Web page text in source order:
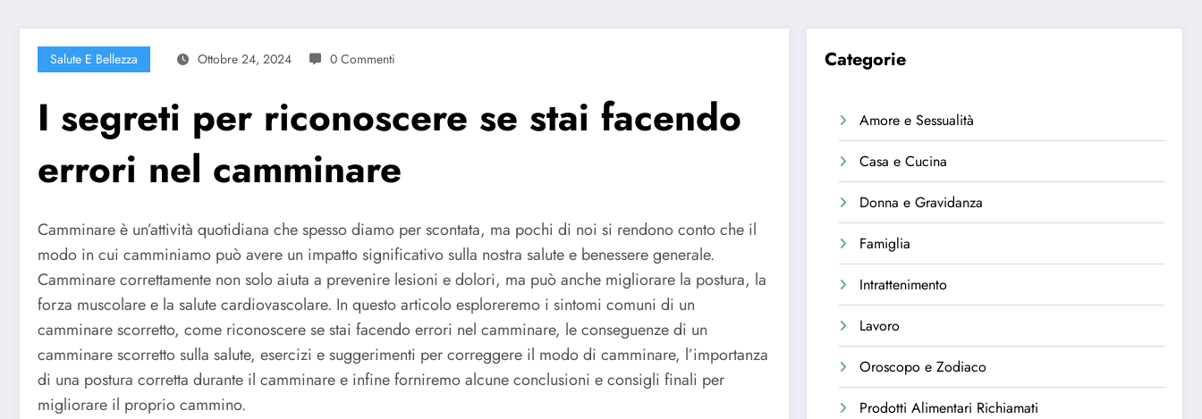
Salute E Bellezza Ottobre 24, 2024 0 Commenti
I segreti per riconoscere se stai facendo
errori nel camminare
Camminare è un’attività quotidiana che spesso diamo per scontata, ma pochi di noi si rendono conto che il
modo in cui camminiamo può avere un impatto significativo sulla nostra salute e benessere generale.
Camminare correttamente non solo aiuta a prevenire lesioni e dolori, ma può anche migliorare la postura, la
forza muscolare e la salute cardiovascolare. In questo articolo esploreremo i sintomi comuni di un
camminare scorretto, come riconoscere se stai facendo errori nel camminare, le conseguenze di un
camminare scorretto sulla salute, esercizi e suggerimenti per correggere il modo di camminare, l’importanza
di una postura corretta durante il camminare e infine forniremo alcune conclusioni e consigli finali per
migliorare il proprio cammino.
Categorie
Amore e Sessualità
Casa e Cucina
Donna e Gravidanza
Famiglia
Intrattenimento
Lavoro
Oroscopo e Zodiaco
Prodotti Alimentari Richiamati